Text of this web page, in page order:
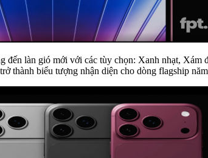
đến làn gió mới với các tùy chọn: Xanh nhạt,
thành biểu tượng nhận diện cho dòng flagship